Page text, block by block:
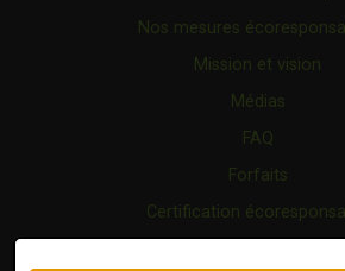
Nos mesures
Mission et vision
Médias
FAQ
Forfaits
Certification